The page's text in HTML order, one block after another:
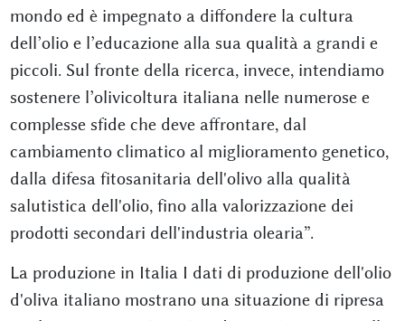
mondo ed è impegnato a diffondere la cultura
dell’olio e l’educazione alla sua qualità a grandi e
piccoli. Sul fronte della ricerca, invece, intendiamo
sostenere l’olivicoltura italiana nelle numerose e
complesse sfide che deve affrontare, dal
cambiamento climatico al miglioramento genetico,
dalla difesa fitosanitaria dell'olivo alla qualità
salutistica dell'olio, fino alla valorizzazione dei
prodotti secondari dell'industria olearia”.
La produzione in Italia I dati di produzione dell'olio
d'oliva italiano mostrano una situazione di ripresa